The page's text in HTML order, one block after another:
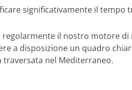
significativamente il tempo
il nostro motore
a disposizione un quadro
nel Mediterraneo.